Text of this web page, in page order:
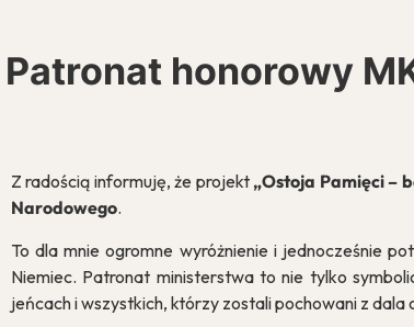
Patronat honorowy
Z radością informuję, że projekt „Ostoja Pamięci –
Narodowego.
To dla mnie ogromne wyróżnienie i jednocześnie
Niemiec. Patronat ministerstwa to nie tylko
jeńcach i wszystkich, którzy zostali pochowani z dala